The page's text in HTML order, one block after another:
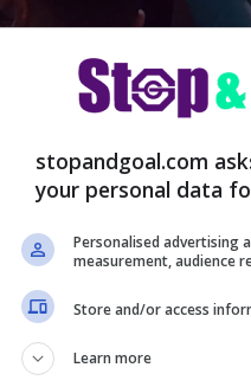
stopandgoal.com
your personal data
Personalised advertising
measurement, audience
Store and/or access
Learn more